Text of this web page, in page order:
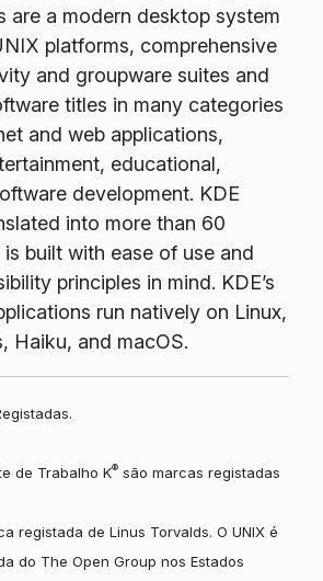
are a modern desktop system
platforms, comprehensive
and groupware suites and
titles in many categories
and web applications,
educational,
development. KDE
into more than 60
built with ease of use and
principles in mind. KDE’s
run natively on Linux,
Haiku, and macOS.
de Trabalho K®são marcas registadas
registada de Linus Torvalds. O UNIX é
do The Open Group nos Estados